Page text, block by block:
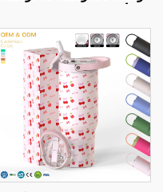
مزدوج الجدار مصنوع من
الفولاذ المقاوم للصدأ، سعات
20 أونصة، 30 أونصة، 40
أونصة، كأس مع مقبض